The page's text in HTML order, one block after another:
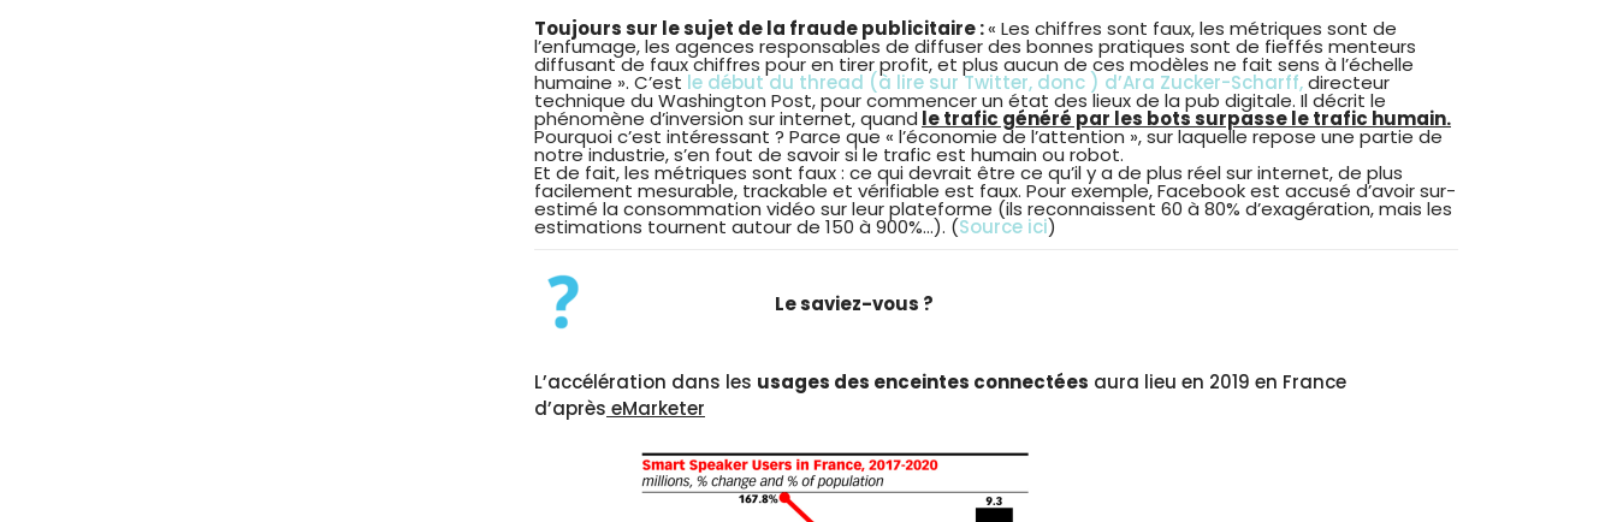
Toujours sur le sujet de la fraude publicitaire :« Les chiffres sont faux, les métriques sont de
l’enfumage, les agences responsables de diffuser des bonnes pratiques sont de fieffés menteurs
diffusant de faux chiffres pour en tirer profit, et plus aucun de ces modèles ne fait sens à l’échelle
humaine ». C’est le début du thread (à lire sur Twitter, donc ) d’Ara Zucker-Scharff,directeur
technique du Washington Post, pour commencer un état des lieux de la pub digitale. Il décrit le
phénomène d’inversion sur internet, quand le trafic généré par les bots surpasse le trafic humain.
Pourquoi c’est intéressant ? Parce que « l’économie de l’attention », sur laquelle repose une partie de
notre industrie, s’en fout de savoir si le trafic est humain ou robot.
Et de fait, les métriques sont faux : ce qui devrait être ce qu’il y a de plus réel sur internet, de plus
facilement mesurable, trackable et vérifiable est faux. Pour exemple, Facebook est accusé d’avoir sur-
estimé la consommation vidéo sur leur plateforme (ils reconnaissent 60 à 80% d’exagération, mais les
estimations tournent autour de 150 à 900%…). (Source ici)
Le saviez-vous ?
L’accélération dans les usages des enceintes connectées aura lieu en 2019 en France
d’après eMarketer